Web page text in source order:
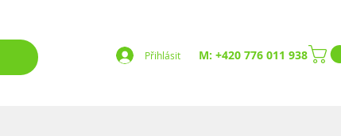
M: +420 776 011 938
Přihlásit